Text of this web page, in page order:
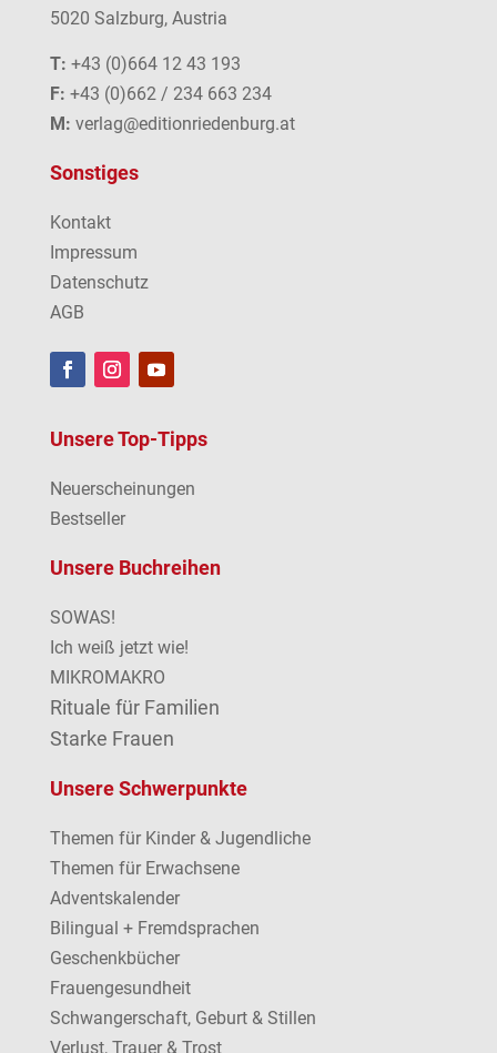
5020 Salzburg, Austria
T: +43 (0)664 12 43 193
F: +43 (0)662 / 234 663 234
M: verlag@editionriedenburg.at
Sonstiges
Kontakt
Impressum
Datenschutz
AGB
Unsere Top-Tipps
Neuerscheinungen
Bestseller
Unsere Buchreihen
SOWAS!
Ich weiß jetzt wie!
MIKROMAKRO
Rituale für Familien
Starke Frauen
Unsere Schwerpunkte
Themen für Kinder & Jugendliche
Themen für Erwachsene
Adventskalender
Bilingual + Fremdsprachen
Geschenkbücher
Frauengesundheit
Schwangerschaft, Geburt & Stillen
Verlust, Trauer & Trost